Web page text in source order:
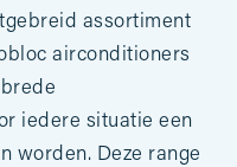
assortiment
airconditioners
iedere situatie een
worden. Deze range